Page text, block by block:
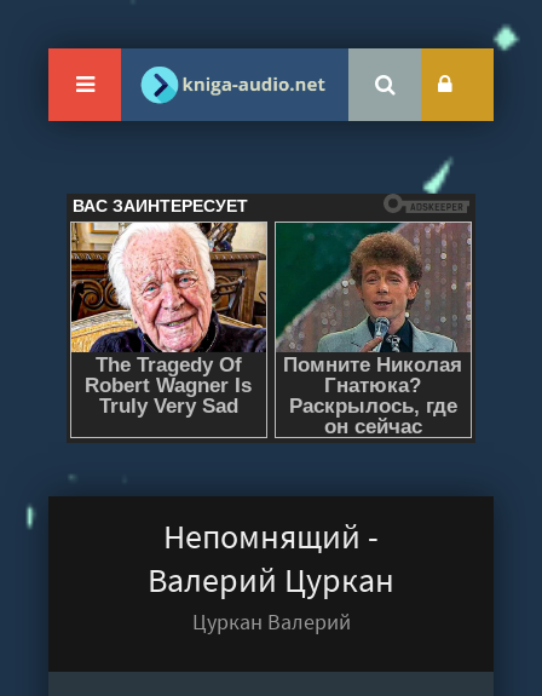
Непомнящий -
Валерий Цуркан
Цуркан Валерий